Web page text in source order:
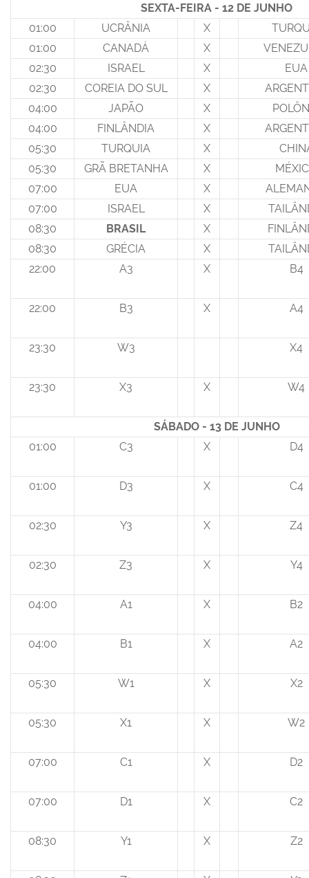
SEXTA-FEIRA - 12 DE JUNHO
01:00
UCRÂNIA X
01:00
CANADÁ X
02:30
ISRAEL X
EUA
02:30
COREIA DO SUL X
04:00
JAPÃO X
04:00
FINLÂNDIA X
05:30
TURQUIA X
05:30
GRÃ BRETANHA X
07:00
EUA X
07:00
ISRAEL X
08:30
BRASIL X
08:30
GRÉCIA X
22:00
A3 X B4
22:00 B3 X A4
23:30 W3 X4
23:30 X3 X W4
SÁBADO - 13 DE JUNHO
01:00
C3 X D4
01:00 D3 X C4
02:30 Y3 X Z4
02:30 Z3 X Y4
04:00 A1 X B2
04:00 B1 X A2
05:30 W1 X X2
05:30 X1 X W2
07:00 C1 X D2
07:00 D1 X C2
08:30 Y1 X Z2